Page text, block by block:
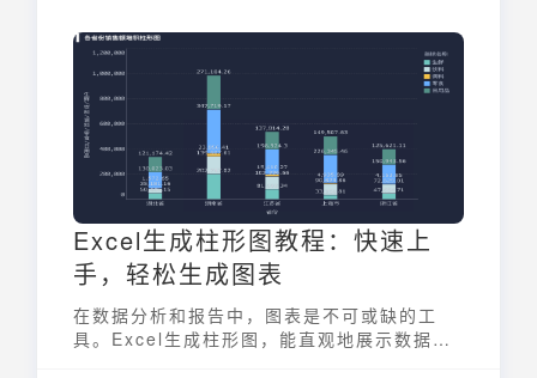
文将深入分析导致Excel卡顿的常见原因，并
提供一系列有效的解决方案，帮助你摆脱
excel特别卡 顿的困扰，提升数据处理效率。
Excel生成柱形图教程：快速上
手，轻松生成图表
在数据分析和报告中，图表是不可或缺的工
具。Excel生成柱形图，能直观地展示数据之